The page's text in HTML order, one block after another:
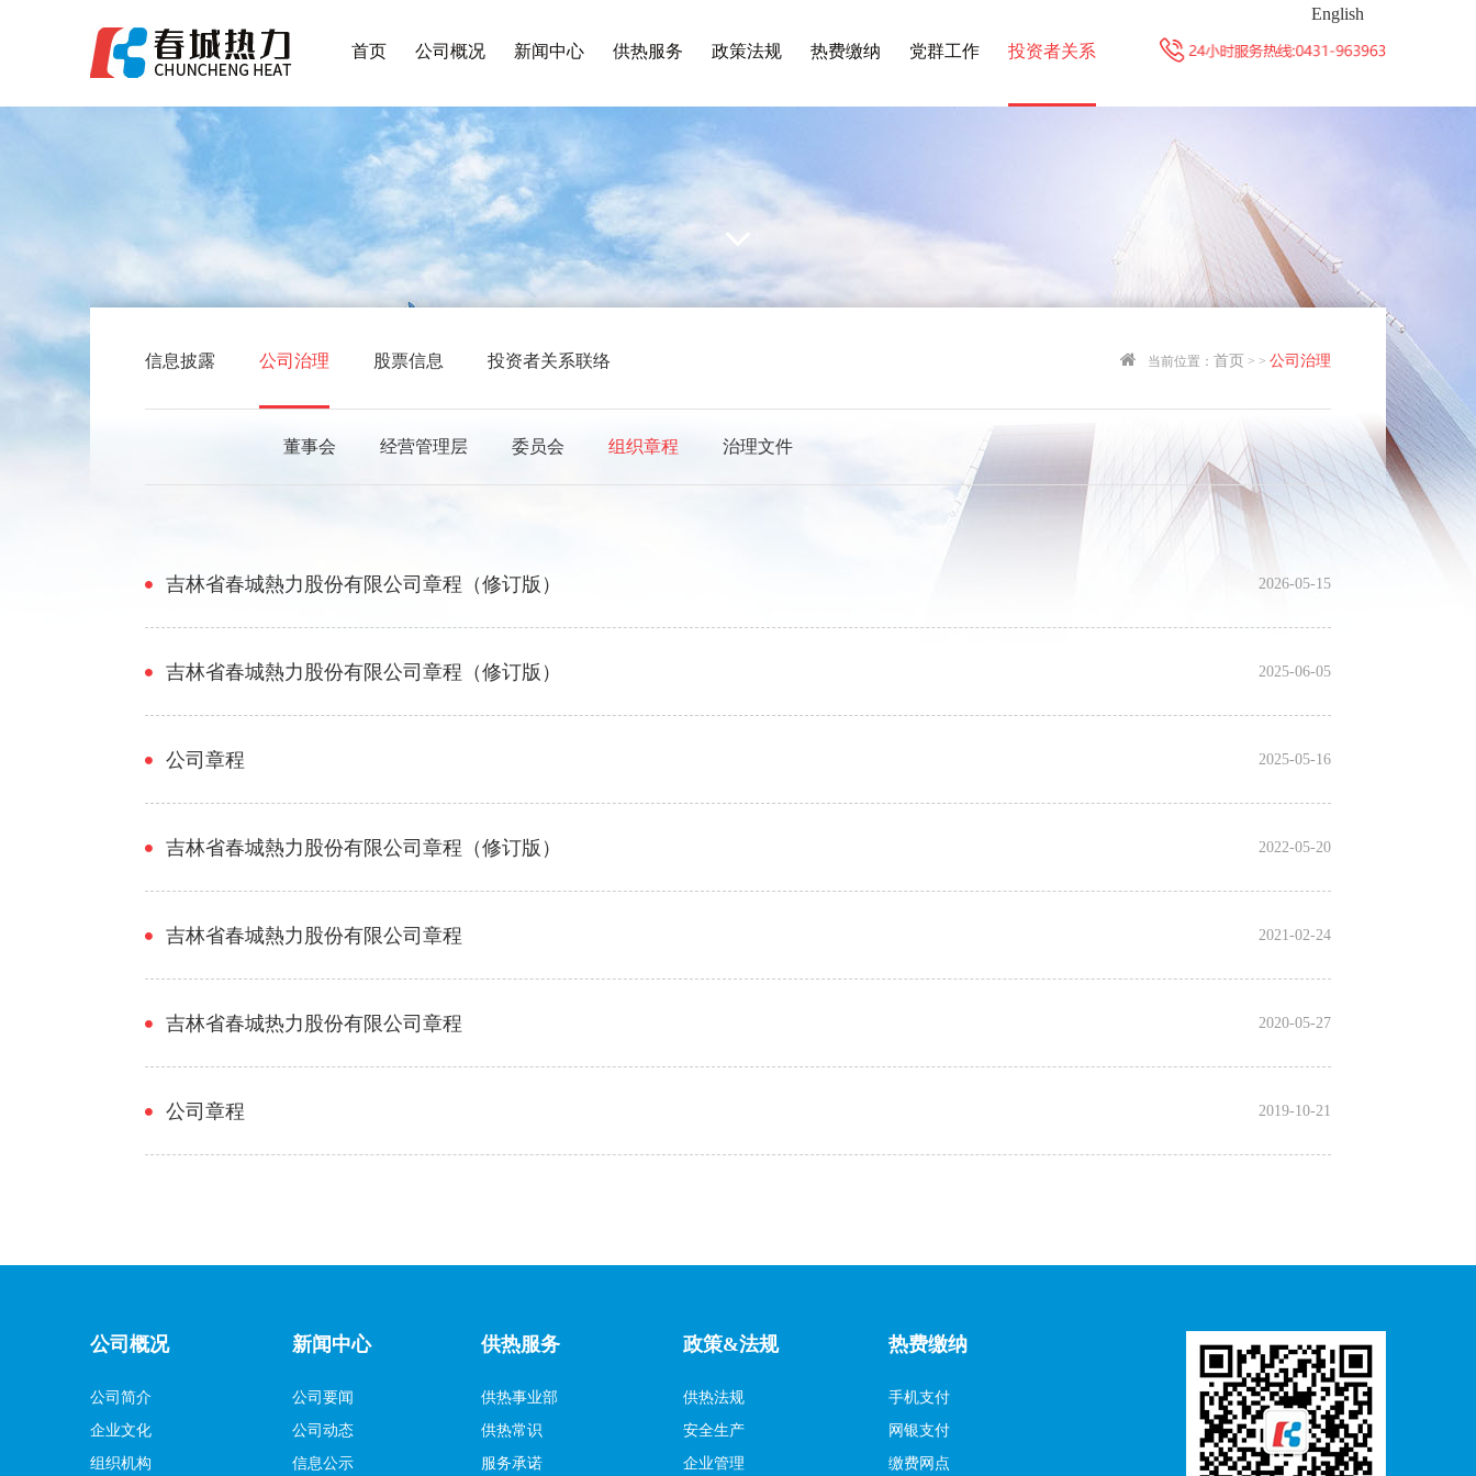
首页 公司概况 新闻中心 供热服务 政策法规 热费缴纳 党群工作 投资者关系
English
信息披露 公司治理 股票信息 投资者关系联络 当前位置： 首页 > > 公司治理
董事会 经营管理层 委员会 组织章程 治理文件
吉林省春城熱力股份有限公司章程（修订版） 2026-05-15
吉林省春城熱力股份有限公司章程（修订版） 2025-06-05
公司章程 2025-05-16
吉林省春城熱力股份有限公司章程（修订版） 2022-05-20
吉林省春城熱力股份有限公司章程 2021-02-24
吉林省春城热力股份有限公司章程 2020-05-27
公司章程 2019-10-21
公司概况
公司简介
企业文化
组织机构
新闻中心
公司要闻
公司动态
信息公示
供热服务
供热事业部
供热常识
服务承诺
政策&法规
供热法规
安全生产
企业管理
热费缴纳
手机支付
网银支付
缴费网点